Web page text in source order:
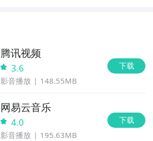
腾讯视频
3.6
影音播放 148.55MB
下载
网易云音乐
4.0
影音播放 195.63MB
下载